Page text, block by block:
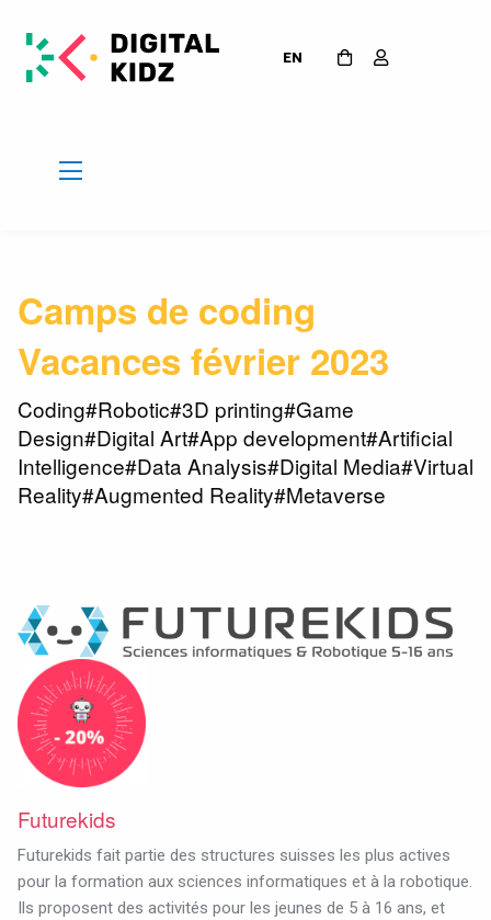
EN
Camps de coding
Vacances février 2023
Coding#Robotic#3D printing#Game
Design#Digital Art#App development#Artificial
Intelligence#Data Analysis#Digital Media#Virtual
Reality#Augmented Reality#Metaverse
Futurekids
Futurekids fait partie des structures suisses les plus actives
pour la formation aux sciences informatiques et à la robotique.
Ils proposent des activités pour les jeunes de 5 à 16 ans, et